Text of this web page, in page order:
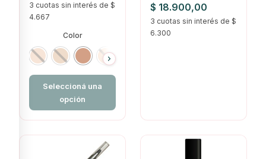
3 cuotas sin interés de $
4.667
Color
Seleccioná una
opción
El
precio
original
$ 18.900,00
precio
3 cuotas sin interés de $
6.300